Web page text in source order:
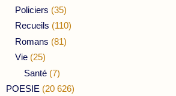
Policiers (35)
Recueils (110)
Romans (81)
Vie (25)
Santé (7)
POESIE (20 626)